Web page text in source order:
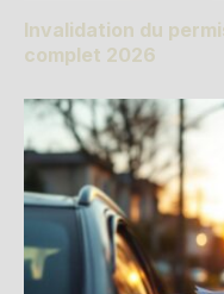
Invalidation du
complet 2026